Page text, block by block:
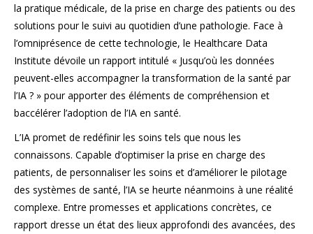
la pratique médicale, de la prise en charge des patients ou des
solutions pour le suivi au quotidien d’une pathologie. Face à
l’omniprésence de cette technologie, le Healthcare Data
Institute dévoile un rapport intitulé « Jusqu’où les données
peuvent-elles accompagner la transformation de la santé par
l’IA ? » pour apporter des éléments de compréhension et
baccélérer l’adoption de l’IA en santé.
L’IA promet de redéfinir les soins tels que nous les
connaissons. Capable d’optimiser la prise en charge des
patients, de personnaliser les soins et d’améliorer le pilotage
des systèmes de santé, l’IA se heurte néanmoins à une réalité
complexe. Entre promesses et applications concrètes, ce
rapport dresse un état des lieux approfondi des avancées, des